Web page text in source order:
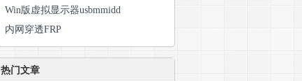
Win版虚拟显示器usbmmidd
内网穿透FRP
热门文章